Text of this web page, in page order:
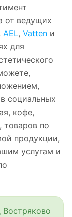
от ведущих
AEL, Vatten и
для
социальных
кофе,
товаров по
продукции,
услугам и
Востряково